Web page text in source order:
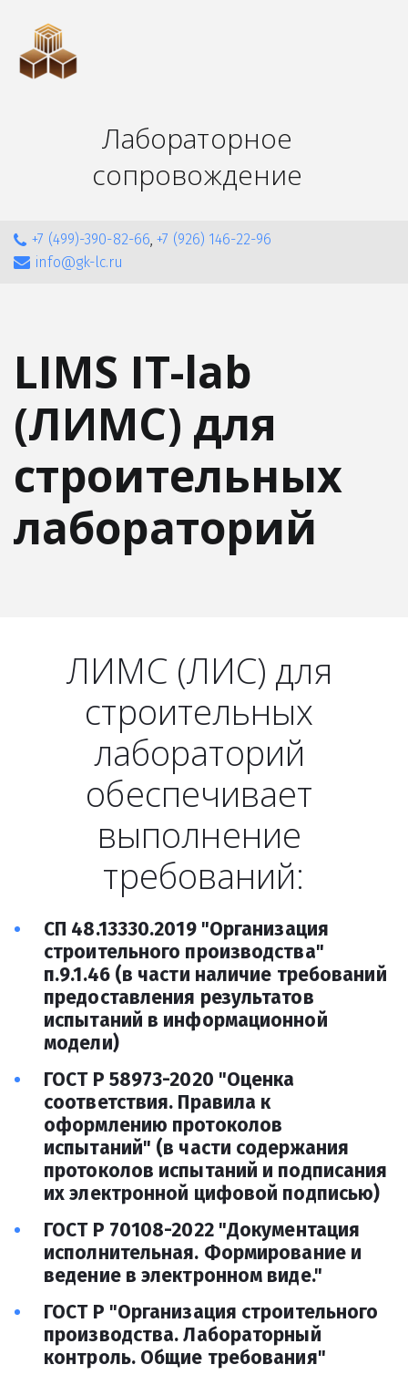
Лабораторное
сопровождение
+7 (499)-390-82-66,+7 (926) 146-22-96
info@gk-lc.ru
LIMS IT-lab
(ЛИМС) для
строительных
лабораторий
ЛИМС (ЛИС) для
строительных
лабораторий
обеспечивает
выполнение
требований:
СП 48.13330.2019 "Организация
строительного производства"
п.9.1.46 (в части наличие требований
предоставления результатов
испытаний в информационной
модели)
ГОСТ Р 58973-2020 "Оценка
соответствия. Правила к
оформлению протоколов
испытаний" (в части содержания
протоколов испытаний и подписания
их электронной цифовой подписью)
ГОСТ Р 70108-2022 "Документация
исполнительная. Формирование и
ведение в электронном виде."
ГОСТ Р "Организация строительного
производства. Лабораторный
контроль. Общие требования"